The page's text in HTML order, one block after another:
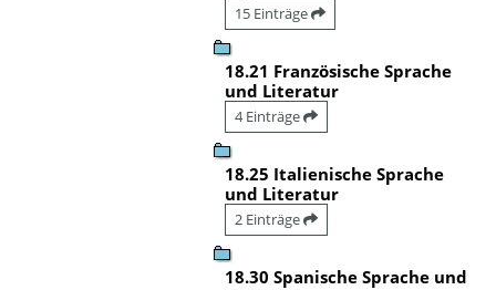
15 Einträge
18.21 Französische Sprache
und Literatur
4 Einträge
18.25 Italienische Sprache
und Literatur
2 Einträge
18.30 Spanische Sprache und